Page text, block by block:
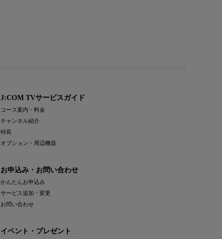
J:COM TVサービスガイド
コース案内・料金
チャンネル紹介
特長
オプション・周辺機器
お申込み・お問い合わせ
かんたんお申込み
サービス追加・変更
お問い合わせ
イベント・プレゼント